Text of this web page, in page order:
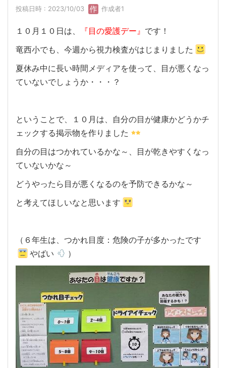
投稿日時 : 2023/10/03 作成者1
１０月１０日は、 『目の愛護デー』 です！
竜西小でも、今週から視力検査がはじまりました
夏休み中に長い時間メディアを使って、目が悪くなっ
ていないでしょうか・・・？
ということで、１０月は、自分の目が健康かどうかチ
ェックする掲示物を作りました
自分の目はつかれているかな～、目が乾きやすくなっ
ていないかな～
どうやったら目が悪くなるのを予防できるかな～
と考えてほしいなと思います
（６年生は、つかれ目度：危険の子が多かったです
やばい
）